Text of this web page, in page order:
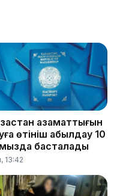
азаматтығын
өтініш қабылдау 10
басталады
13:42